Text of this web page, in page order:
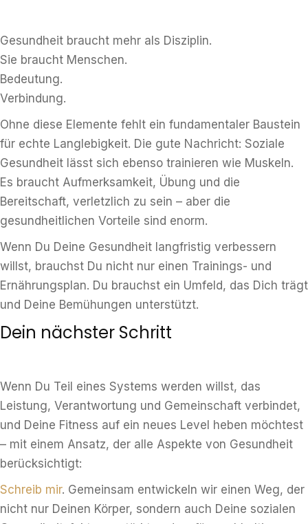
Gesundheit braucht mehr als Disziplin.
Sie braucht Menschen.
Bedeutung.
Verbindung.
Ohne diese Elemente fehlt ein fundamentaler Baustein
für echte Langlebigkeit. Die gute Nachricht: Soziale
Gesundheit lässt sich ebenso trainieren wie Muskeln.
Es braucht Aufmerksamkeit, Übung und die
Bereitschaft, verletzlich zu sein – aber die
gesundheitlichen Vorteile sind enorm.
Wenn Du Deine Gesundheit langfristig verbessern
willst, brauchst Du nicht nur einen Trainings- und
Ernährungsplan. Du brauchst ein Umfeld, das Dich trägt
und Deine Bemühungen unterstützt.
Dein nächster Schritt
Wenn Du Teil eines Systems werden willst, das
Leistung, Verantwortung und Gemeinschaft verbindet,
und Deine Fitness auf ein neues Level heben möchtest
– mit einem Ansatz, der alle Aspekte von Gesundheit
berücksichtigt:
Schreib mir. Gemeinsam entwickeln wir einen Weg, der
nicht nur Deinen Körper, sondern auch Deine sozialen